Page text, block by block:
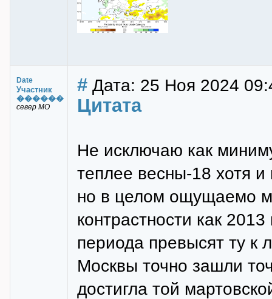
Date
Участник
������
север МО
# Дата: 25 Ноя 2024
Цитата
Не исключаю как
теплее весны-18 хотя
но в целом ощущаемо
контрастности как
периода превысят ту к
Москвы точно зашли
достигла той